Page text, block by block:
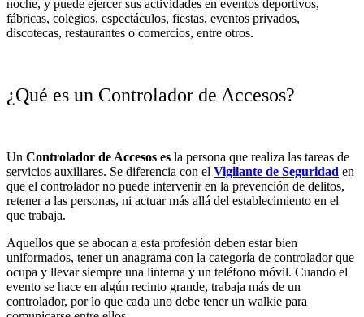
noche, y puede ejercer sus actividades en eventos deportivos,
fábricas, colegios, espectáculos, fiestas, eventos privados,
discotecas, restaurantes o comercios, entre otros.
¿Qué es un Controlador de Accesos?
Un Controlador de Accesos es la persona que realiza las tareas de
servicios auxiliares. Se diferencia con el Vigilante de Seguridad en
que el controlador no puede intervenir en la prevención de delitos,
retener a las personas, ni actuar más allá del establecimiento en el
que trabaja.
Aquellos que se abocan a esta profesión deben estar bien
uniformados, tener un anagrama con la categoría de controlador que
ocupa y llevar siempre una linterna y un teléfono móvil. Cuando el
evento se hace en algún recinto grande, trabaja más de un
controlador, por lo que cada uno debe tener un walkie para